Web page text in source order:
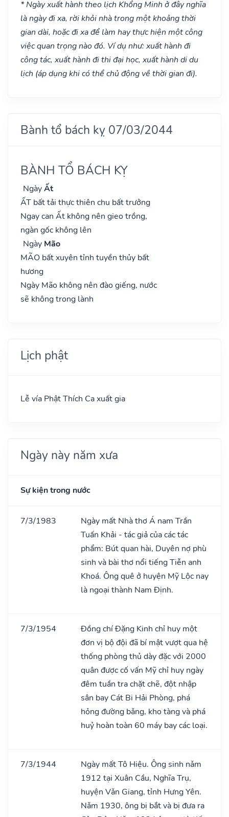
* Ngày xuất hành theo lịch Khổng Minh ở đây nghĩa
là ngày đi xa, rời khỏi nhà trong một khoảng thời
gian dài, hoặc đi xa để làm hay thực hiện một công
việc quan trọng nào đó. Ví dụ như: xuất hành đi
công tác, xuất hành đi thi đại học, xuất hành di du
lịch (áp dụng khi có thể chủ động về thời gian đi).
Bành tổ bách kỵ 07/03/2044
BÀNH TỔ BÁCH KỴ
NgàyẤt
ẤT bất tải thực thiên chu bất trưởng
Ngay can Ất không nên gieo trồng,
ngàn gốc không lên
Ngày Mão
MÃO bất xuyên tỉnh tuyền thủy bất
hương
Ngày Mão không nên đào giếng, nước
sẽ không trong lành
Lịch phật
Lễ vía Phật Thích Ca xuất gia
Ngày này năm xưa
Sự kiện trong nước
7/3/1983
Ngày mất Nhà thơ Á nam Trần
Tuấn Khải - tác giả của các tác
phẩm: Bút quan hài, Duyên nợ phù
sinh và bài thơ nổi tiếng Tiễn anh
Khoá. Ông quê ở huyện Mỹ Lộc nay
là ngoại thành Nam Định.
7/3/1954
Đồng chí Đặng Kinh chỉ huy một
đơn vị bộ đội đã bí mật vượt qua hệ
thống phòng thủ dày đặc với 2000
quân được cố vấn Mỹ chỉ huy ngày
đêm tuần tra chặt chẽ, đột nhập
sân bay Cát Bi Hải Phòng, phá
hỏng đường bǎng, kho tàng và phá
huỷ hoàn toàn 60 máy bay các loại.
7/3/1944
Ngày mất Tô Hiệu. Ông sinh nǎm
1912 tại Xuân Cầu, Nghĩa Trụ,
huyện Vǎn Giang, tỉnh Hưng Yên.
Nǎm 1930, ông bị bắt và bị đưa ra